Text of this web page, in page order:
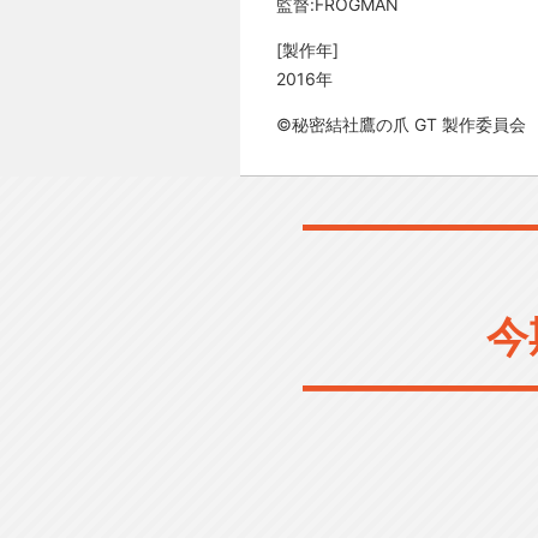
[製作年]
2016年
©秘密結社鷹の爪 GT 製作委員会